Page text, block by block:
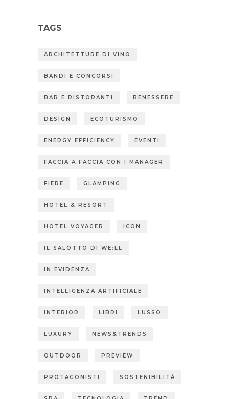
TAGS
ARCHITETTURE DI VINO
BANDI E CONCORSI
BAR E RISTORANTI BENESSERE
DESIGN ECOTURISMO
ENERGY EFFICIENCY EVENTI
FACCIA A FACCIA CON I MANAGER
FIERE GLAMPING
HOTEL & RESORT
HOTEL VOYAGER ICON
IL SALOTTO DI WE:LL
IN EVIDENZA
INTELLIGENZA ARTIFICIALE
INTERIOR LIBRI LUSSO
LUXURY NEWS&TRENDS
OUTDOOR PREVIEW
PROTAGONISTI SOSTENIBILITÀ